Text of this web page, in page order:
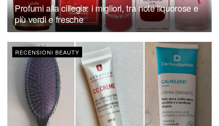
Profumi alla ciliegia: i migliori, tra note liquorose e
più verdi e fresche
RECENSIONI BEAUTY